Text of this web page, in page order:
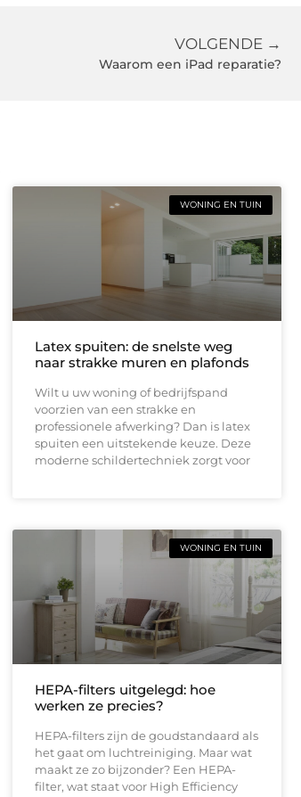
VOLGENDE →
Waarom een iPad reparatie?
WONING EN TUIN
Latex spuiten: de snelste weg
naar strakke muren en plafonds
Wilt u uw woning of bedrijfspand
voorzien van een strakke en
professionele afwerking? Dan is latex
spuiten een uitstekende keuze. Deze
moderne schildertechniek zorgt voor
WONING EN TUIN
HEPA-filters uitgelegd: hoe
werken ze precies?
HEPA-filters zijn de goudstandaard als
het gaat om luchtreiniging. Maar wat
maakt ze zo bijzonder? Een HEPA-
filter, wat staat voor High Efficiency